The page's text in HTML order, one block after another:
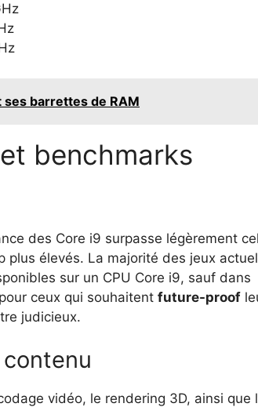
barrettes de RAM
benchmarks
des Core i9 surpasse légèrement
plus élevés. La majorité des jeux
sur un CPU Core i9, sauf dans
ceux qui souhaitent future-proof
judicieux.
vidéo, le rendering 3D, ainsi que